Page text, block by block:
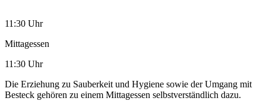
11:30 Uhr
Mittagessen
11:30 Uhr
Die Erziehung zu Sauberkeit und Hygiene sowie der Umgang mit
Besteck gehören zu einem Mittagessen selbstverständlich dazu.